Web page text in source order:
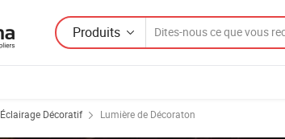
Produits
Éclairage Décoratif Lumière de Décoraton